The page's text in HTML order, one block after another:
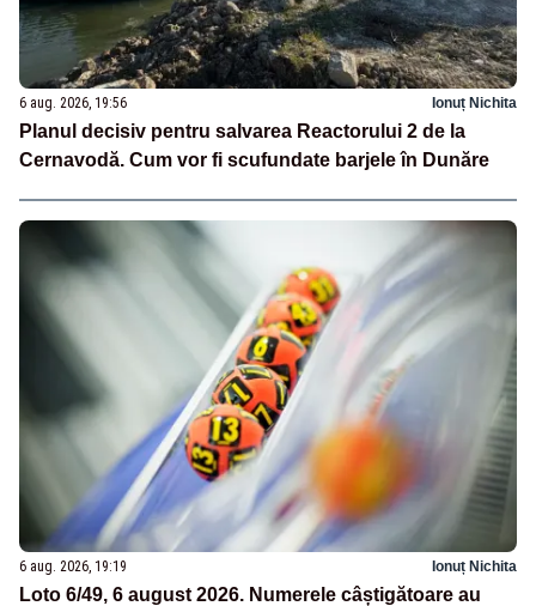
6 aug. 2026, 19:56 Ionuț Nichita
Planul decisiv pentru salvarea Reactorului 2 de la
Cernavodă. Cum vor fi scufundate barjele în Dunăre
6 aug. 2026, 19:19 Ionuț Nichita
Loto 6/49, 6 august 2026. Numerele câștigătoare au